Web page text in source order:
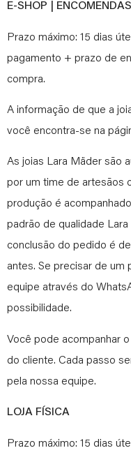
E-SHOP | ENCOMENDAS
Prazo máximo: 15 dias
pagamento + prazo de
compra.
A informação de que a
você encontra-se na
As joias Lara Mäder são
por um time de artesãos
produção é
padrão de qualidade
conclusão do pedido é
antes. Se precisar de um
equipe através do
possibilidade.
Você pode acompanhar
do cliente. Cada passo
pela nossa equipe.
LOJA FÍSICA
Prazo máximo: 15 dias